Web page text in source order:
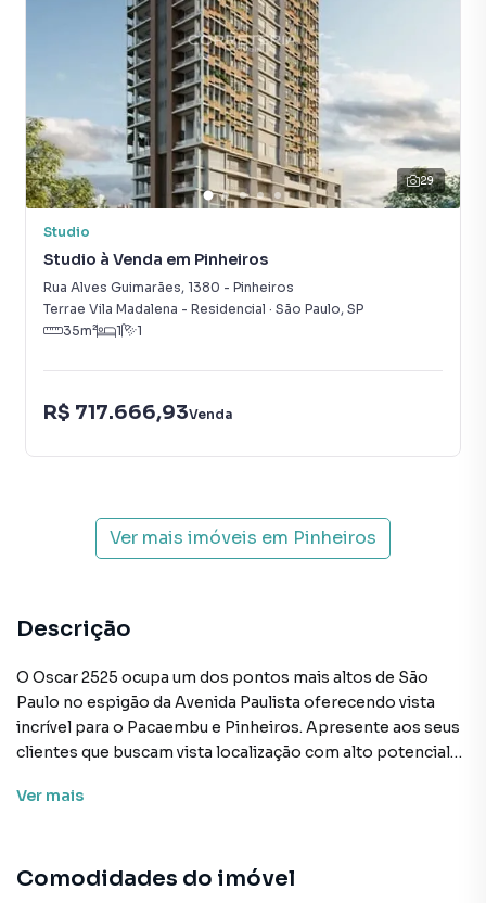
29
Studio
Studio à Venda em Pinheiros
Rua Alves Guimarães, 1380 - Pinheiros
Terrae Vila Madalena - Residencial · São Paulo, SP
35m² 1 1
R$ 717.666,93Venda
Ver mais imóveis em Pinheiros
Descrição
O Oscar 2525 ocupa um dos pontos mais altos de São
Paulo no espigão da Avenida Paulista oferecendo vista
incrível para o Pacaembu e Pinheiros. Apresente aos seus
clientes que buscam vista localização com alto potencial
conexão com os bairros de Vila Madalena Jardins e eixo da
sofisticação característica da Idea!Zarvos. Um verdadeiro
Ver mais
Comodidades do imóvel